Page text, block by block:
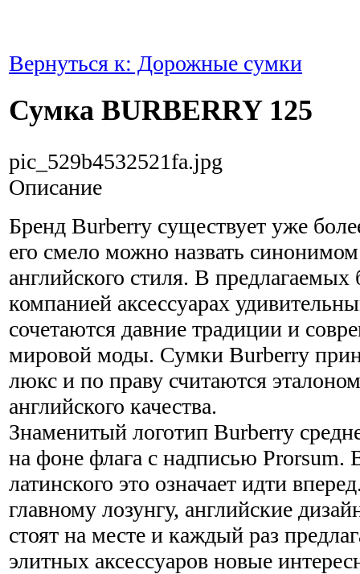
Вернуться к: Дорожные сумки
Сумка BURBERRY 125
pic_529b4532521fa.jpg
Описание
Бренд Burberry существует уже
его смело можно назвать синонимом
английского стиля. В предлагаемых
компанией аксессуарах
сочетаются давние традиции и
мировой моды. Сумки Burberry
люкс и по праву считаются
английского качества.
Знаменитый логотип Burberry
на фоне флага с надписью Prorsum.
латинского это означает идти
главному лозунгу, английские
стоят на месте и каждый раз
элитных аксессуаров новые